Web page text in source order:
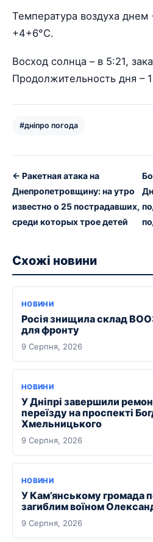
Температура воздуха
+4+6°С.
Восход солнца – в 5:21,
Продолжительность дня –
#дніпро погода
← Ракетная атака на
Днепропетровщину: на утро
известно о 25 пострадавших,
среди которых трое детей
Схожі новини
НОВИНИ
Росія знищила склад
для фронту
9 Серпня, 2026
НОВИНИ
У Дніпрі завершили
переїзду на проспекті
Хмельницького
9 Серпня, 2026
НОВИНИ
У Кам’янському громада
загиблим воїном
9 Серпня, 2026